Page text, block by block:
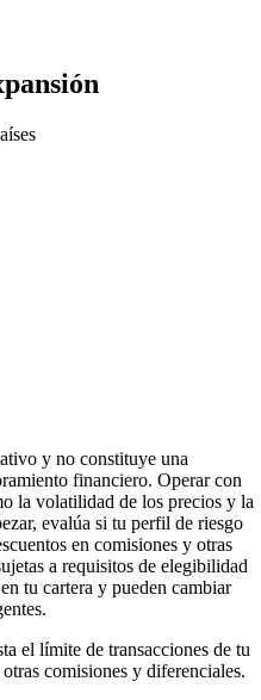
y no constituye una
financiero. Operar con
la volatilidad de los precios y la
evalúa si tu perfil de riesgo
en comisiones y otras
a requisitos de elegibilidad
tu cartera y pueden cambiar
el límite de transacciones de tu
comisiones y diferenciales.